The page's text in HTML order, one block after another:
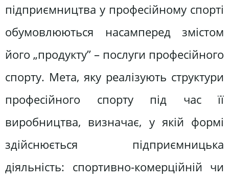
підприємництва у професійному спорті
обумовлюються насамперед змістом
його „продукту” – послуги професійного
спорту. Мета, яку реалізують структури
професійного спорту під час її
виробництва, визначає, у якій формі
здійснюється підприємницька
діяльність: спортивно-комерційній чи